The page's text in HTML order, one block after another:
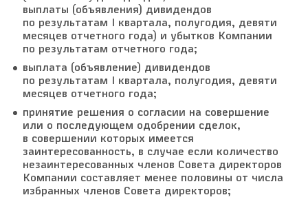
выплаты (объявления) дивидендов
по результатам I квартала, полугодия, девяти
месяцев отчетного года) и убытков Компании
по результатам отчетного года;
выплата (объявление) дивидендов
по результатам I квартала, полугодия, девяти
месяцев отчетного года;
принятие решения о согласии на совершение
или о последующем одобрении сделок,
в совершении которых имеется
заинтересованность, в случае если количество
незаинтересованных членов Совета директоров
Компании составляет менее половины от числа
избранных членов Совета директоров;